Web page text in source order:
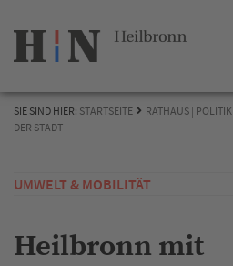
SIE SIND HIER: STARTSEITE RATHAUS | POLITIK
DER STADT
UMWELT & MOBILITÄT
Heilbronn mit